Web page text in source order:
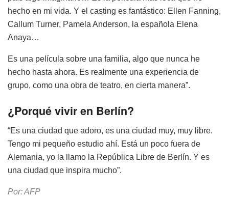
hecho en mi vida. Y el casting es fantástico: Ellen Fanning,
Callum Turner, Pamela Anderson, la española Elena
Anaya…
Es una película sobre una familia, algo que nunca he
hecho hasta ahora. Es realmente una experiencia de
grupo, como una obra de teatro, en cierta manera”.
¿Porqué vivir en Berlín?
“Es una ciudad que adoro, es una ciudad muy, muy libre.
Tengo mi pequeño estudio ahí. Está un poco fuera de
Alemania, yo la llamo la República Libre de Berlín. Y es
una ciudad que inspira mucho”.
Por: AFP